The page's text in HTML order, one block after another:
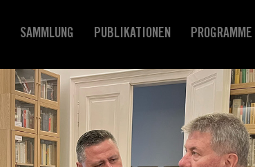
SAMMLUNG PUBLIKATIONEN PROGRAMME